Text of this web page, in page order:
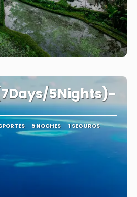
5Nights)-
5 NOCHES 1 SEGUROS